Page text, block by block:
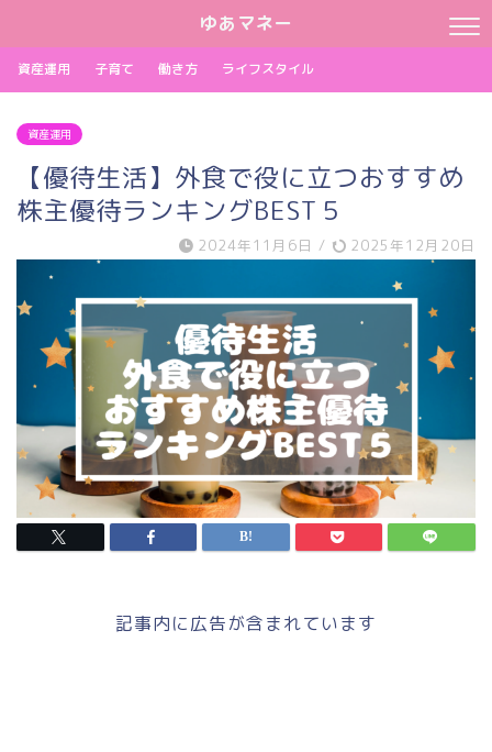
ゆあマネー
資産運用 子育て 働き方 ライフスタイル
資産運用
【優待生活】外食で役に立つおすすめ
株主優待ランキングBEST５
2024年11月6日 / 2025年12月20日
記事内に広告が含まれています